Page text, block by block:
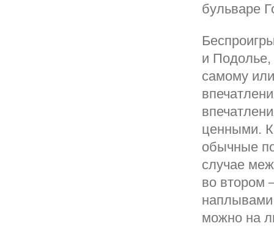
бульваре
и Подолье,
самому
ценными.
обычные
случае
во втором
наплывами
можно на